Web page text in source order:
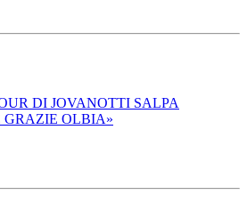
DI JOVANOTTI SALPA
OLBIA»